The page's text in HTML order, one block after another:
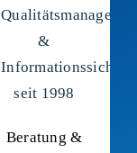
&
seit 1998
Beratung &